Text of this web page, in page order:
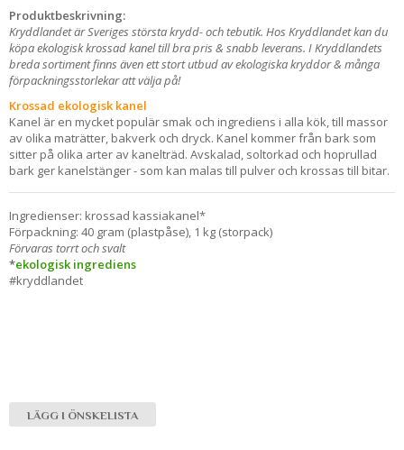
Produktbeskrivning:
Kryddlandet är Sveriges största krydd- och tebutik. Hos Kryddlandet kan du
köpa ekologisk krossad kanel till bra pris & snabb leverans. I Kryddlandets
breda sortiment finns även ett stort utbud av ekologiska kryddor & många
förpackningsstorlekar att välja på!
Krossad ekologisk kanel
Kanel är en mycket populär smak och ingrediens i alla kök, till massor
av olika maträtter, bakverk och dryck. Kanel kommer från bark som
sitter på olika arter av kanelträd. Avskalad, soltorkad och hoprullad
bark ger kanelstänger - som kan malas till pulver och krossas till bitar.
Ingredienser: krossad kassiakanel*
Förpackning: 40 gram (plastpåse), 1 kg (storpack)
Förvaras torrt och svalt
*ekologisk ingrediens
#kryddlandet
LÄGG I ÖNSKELISTA